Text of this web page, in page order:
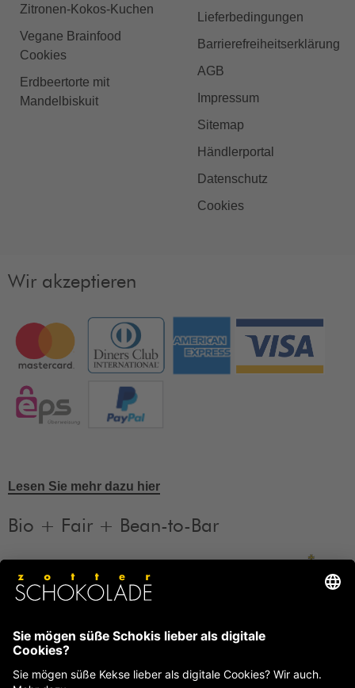
Zitronen-Kokos-Kuchen
Vegane Brainfood
Cookies
Erdbeertorte mit
Mandelbiskuit
Lieferbedingungen
Barrierefreiheitserklärung
AGB
Impressum
Sitemap
Händlerportal
Datenschutz
Cookies
Wir akzeptieren
Lesen Sie mehr dazu hier
Bio + Fair + Bean-to-Bar
Informationen